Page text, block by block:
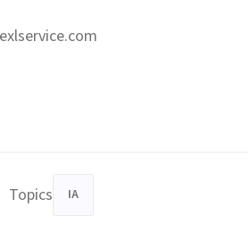
Topics IA